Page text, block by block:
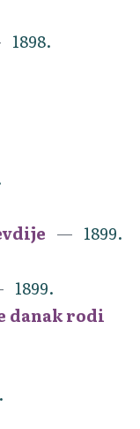
1898.
1899.
1899.
danak rodi